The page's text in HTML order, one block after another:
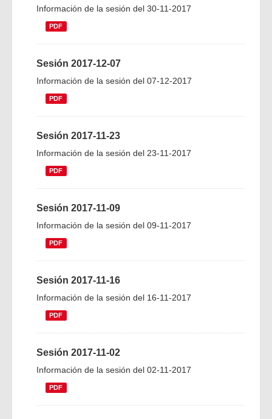
Información de la sesión del 30-11-2017
PDF
Sesión 2017-12-07
Información de la sesión del 07-12-2017
PDF
Sesión 2017-11-23
Información de la sesión del 23-11-2017
PDF
Sesión 2017-11-09
Información de la sesión del 09-11-2017
PDF
Sesión 2017-11-16
Información de la sesión del 16-11-2017
PDF
Sesión 2017-11-02
Información de la sesión del 02-11-2017
PDF